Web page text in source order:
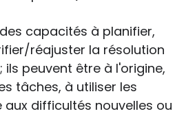
capacités à planifier,
réajuster la résolution
peuvent être à l'origine,
tâches, à utiliser les
difficultés nouvelles ou